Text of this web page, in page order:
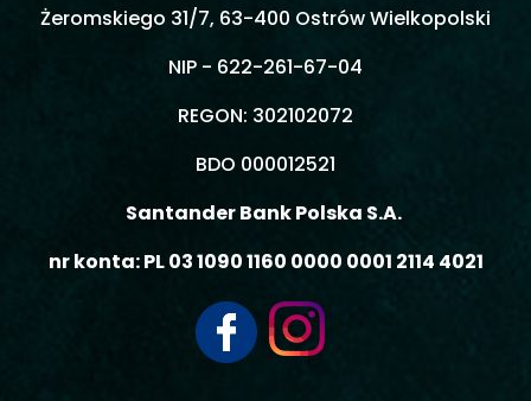
Żeromskiego 31/7, 63-400 Ostrów Wielkopolski
NIP - 622-261-67-04
REGON: 302102072
BDO 000012521
Santander Bank Polska S.A.
nr konta: PL 03 1090 1160 0000 0001 2114 4021